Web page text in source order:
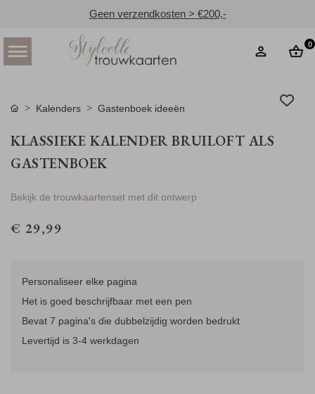
Geen verzendkosten > €200,-
0
Kalenders Gastenboek ideeën
KLASSIEKE KALENDER BRUILOFT ALS
GASTENBOEK
Bekijk de trouwkaartenset met dit ontwerp
€ 29,99
Personaliseer elke pagina
Het is goed beschrijfbaar met een pen
Bevat 7 pagina's die dubbelzijdig worden bedrukt
Levertijd is 3-4 werkdagen